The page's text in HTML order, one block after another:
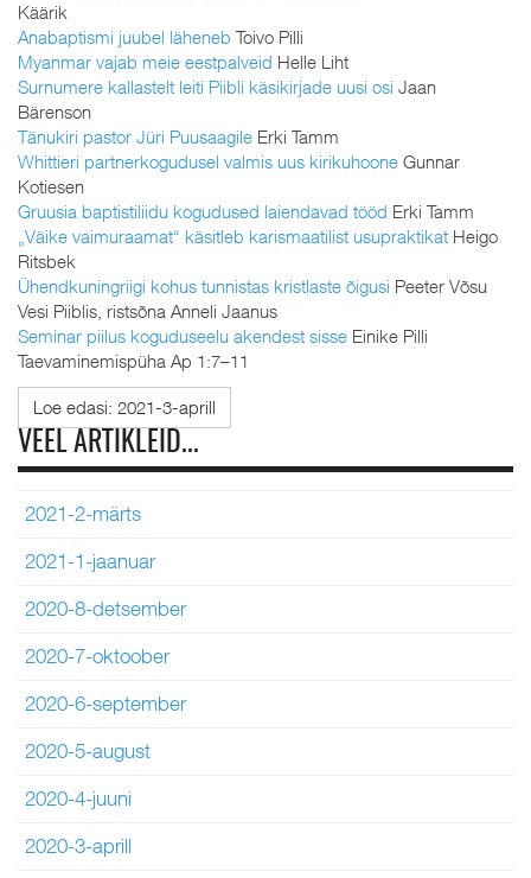
Käärik
Anabaptismi juubel läheneb Toivo Pilli
Myanmar vajab meie eestpalveid Helle Liht
Surnumere kallastelt leiti Piibli käsikirjade uusi osi Jaan
Bärenson
Tänukiri pastor Jüri Puusaagile Erki Tamm
Whittieri partnerkogudusel valmis uus kirikuhoone Gunnar
Kotiesen
Gruusia baptistiliidu kogudused laiendavad tööd Erki Tamm
„Väike vaimuraamat“ käsitleb karismaatilist usupraktikat Heigo
Ritsbek
Ühendkuningriigi kohus tunnistas kristlaste õigusi Peeter Võsu
Vesi Piiblis, ristsõna Anneli Jaanus
Seminar piilus koguduseelu akendest sisse Einike Pilli
Taevaminemispüha Ap 1:7–11
Loe edasi: 2021-3-aprill
VEEL ARTIKLEID...
2021-2-märts
2021-1-jaanuar
2020-8-detsember
2020-7-oktoober
2020-6-september
2020-5-august
2020-4-juuni
2020-3-aprill